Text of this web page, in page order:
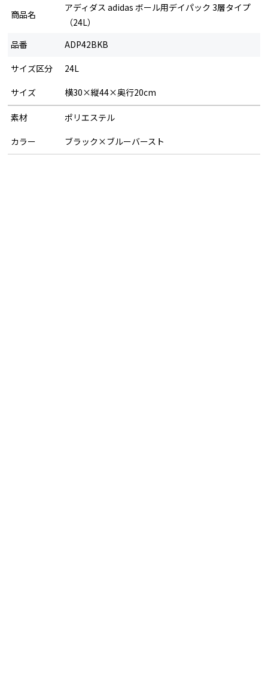
商品名
アディダス adidas ボール用デイパック 3層タイプ
（24L）
品番
ADP42BKB
サイズ区分
24L
サイズ
横30×縦44×奥行20cm
素材
ポリエステル
カラー
ブラック×ブルーバースト